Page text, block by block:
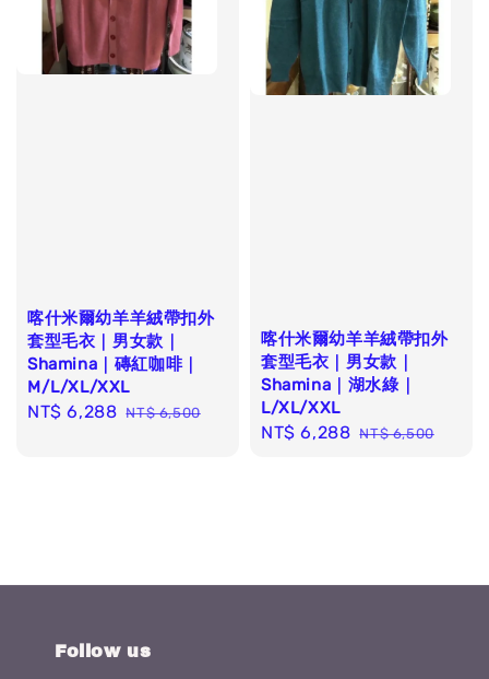
喀什米爾幼羊羊絨帶扣外
套型毛衣｜男女款｜
Shamina｜磚紅咖啡｜
M/L/XL/XXL
Sale
NT$ 6,288 Regular
NT$ 6,500
喀什米爾幼羊羊絨帶扣外
套型毛衣｜男女款｜
Shamina｜湖水綠｜
L/XL/XXL
Sale
NT$ 6,288 Regular
NT$ 6,500
Follow us